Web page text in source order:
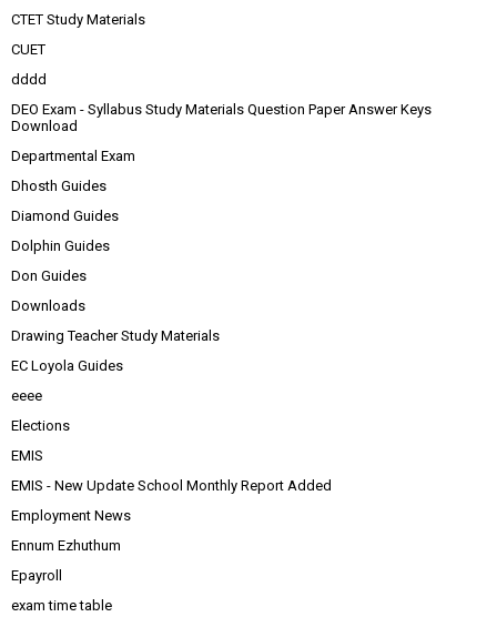
CTET Study Materials
CUET
dddd
DEO Exam - Syllabus Study Materials Question Paper Answer Keys
Download
Departmental Exam
Dhosth Guides
Diamond Guides
Dolphin Guides
Don Guides
Downloads
Drawing Teacher Study Materials
EC Loyola Guides
eeee
Elections
EMIS
EMIS - New Update School Monthly Report Added
Employment News
Ennum Ezhuthum
Epayroll
exam time table